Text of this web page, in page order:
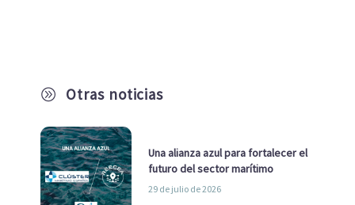
A Otras noticias
Una alianza azul para fortalecer el
futuro del sector marítimo
29 de julio de 2026